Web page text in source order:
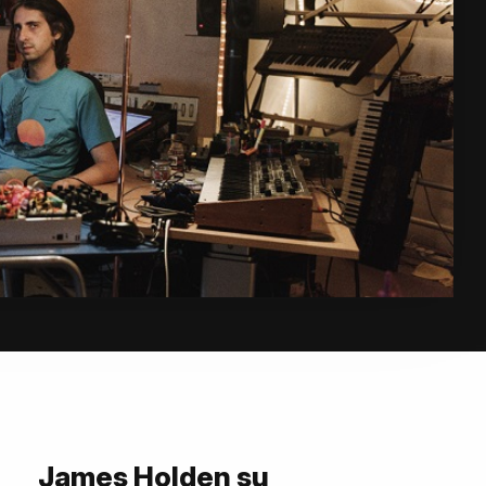
James Holden su